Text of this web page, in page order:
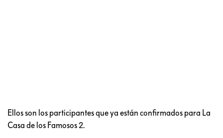
Ellos son los participantes que ya están confirmados para La
Casa de los Famosos 2.